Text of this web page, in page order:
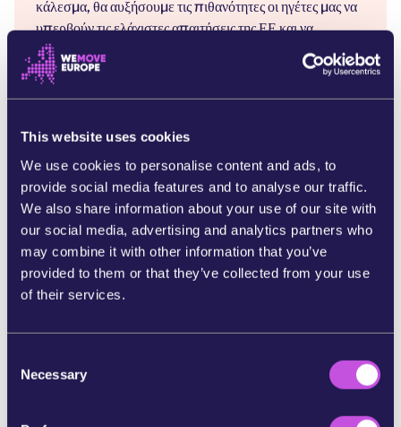
This website uses cookies
We use cookies to personalise content and ads, to
provide social media features and to analyse our traffic.
We also share information about your use of our site with
our social media, advertising and analytics partners who
may combine it with other information that you’ve
provided to them or that they’ve collected from your use
of their services.
Necessary
κάλεσμα, θα αυξήσουμε τις πιθανότητες οι ηγέτες μας να
υπερβούν τις ελάχιστες απαιτήσεις της ΕΕ και να
θεσπίσουν πιο φιλόδοξους εθνικούς νόμους που θα
προστατεύουν πραγματικά τον πλανήτη μας. Θα
[1] Ανεξάρτητη ομάδα εμπειρογνωμόνων: νομικός
ορισμός της οικοκτονίας:
https://www.stopecocide.earth/legal-definition
[2] Αν και το αναθεωρημένο κείμενο της οδηγίας για τα
περιβαλλοντικά εγκλήματα δεν περιλαμβάνει τη λέξη
να
οικοκτονία". Πρόκειται για ενέργειες που προκαλούν